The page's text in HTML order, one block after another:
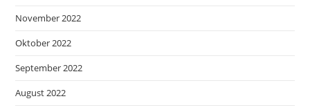
November 2022
Oktober 2022
September 2022
August 2022